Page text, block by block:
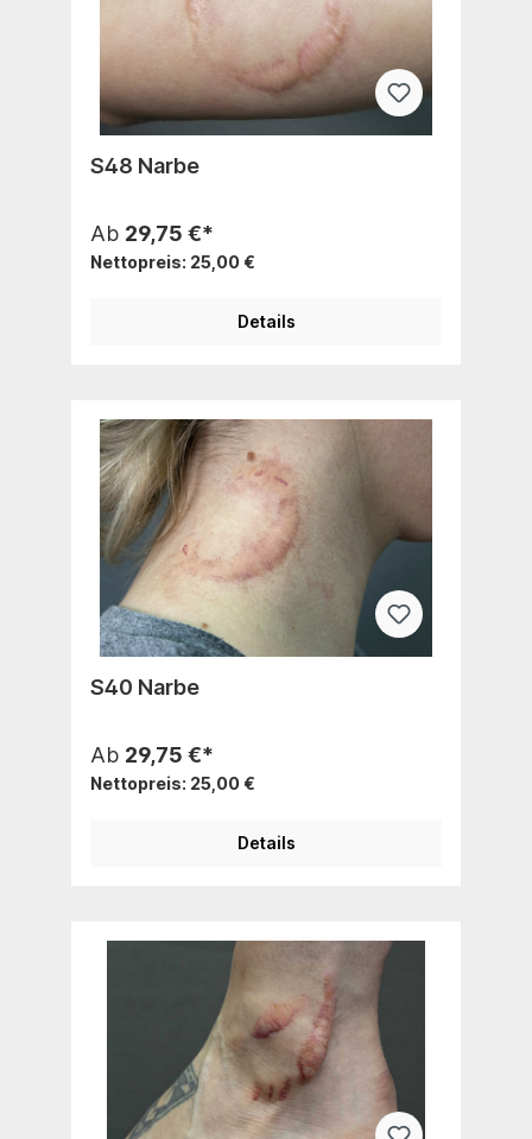
S48 Narbe
Ab 29,75 €*
Nettopreis: 25,00 €
Details
S40 Narbe
Ab 29,75 €*
Nettopreis: 25,00 €
Details